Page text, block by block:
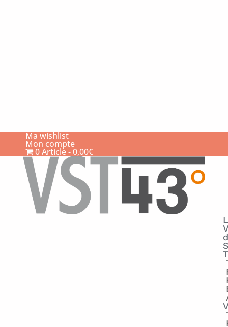
Ma wishlist
Mon compte
0 Article 0,00€